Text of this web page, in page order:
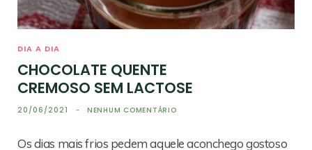
DIA A DIA
CHOCOLATE QUENTE
CREMOSO SEM LACTOSE
20/06/2021 NENHUM COMENTÁRIO
Os dias mais frios pedem aquele aconchego gostoso